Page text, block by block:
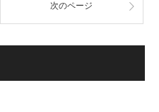
次のページ